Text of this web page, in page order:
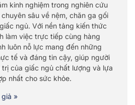
kinh nghiệm trong nghiên cứu
sâu về nệm, chăn ga gối
ngủ. Với nền tảng kiến thức
làm việc trực tiếp cùng hàng
luôn nỗ lực mang đến những
tế và đáng tin cậy, giúp người
của giấc ngủ chất lượng và lựa
nhất cho sức khỏe.
»